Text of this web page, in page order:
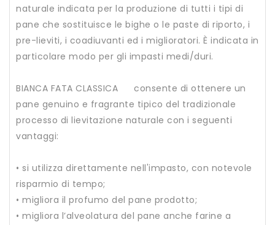
naturale indicata per la produzione di tutti i tipi di
pane che sostituisce le bighe o le paste di riporto, i
pre-lieviti, i coadiuvanti ed i miglioratori. È indicata in
particolare modo per gli impasti medi/duri.
BIANCA FATA CLASSICA
consente di ottenere un
pane genuino e fragrante tipico del tradizionale
processo di lievitazione naturale con i seguenti
vantaggi:
• si utilizza direttamente nell'impasto, con notevole
risparmio di tempo;
• migliora il profumo del pane prodotto;
• migliora l’alveolatura del pane anche farine a